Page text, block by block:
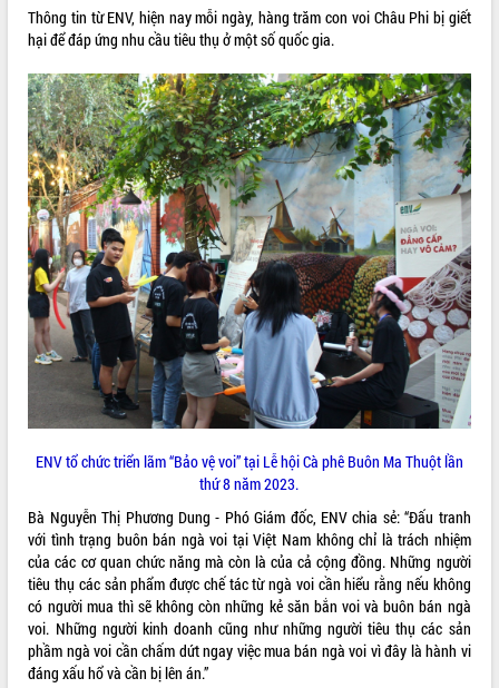
Không có file video nào để phát.
ALBUM ẢNH
LIÊN KẾT WEB
THỐNG KÊ TRUY CẬP
Tất cả:
66017367
Thông tin từ ENV, hiện nay mỗi ngày, hàng trăm con voi Châu Phi bị giết
hại để đáp ứng nhu cầu tiêu thụ ở một số quốc gia.
ENV tổ chức triển lãm “Bảo vệ voi” tại Lễ hội Cà phê Buôn Ma Thuột lần
thứ 8 năm 2023.
Bà Nguyễn Thị Phương Dung - Phó Giám đốc, ENV chia sẻ: “Đấu tranh
với tình trạng buôn bán ngà voi tại Việt Nam không chỉ là trách nhiệm
của các cơ quan chức năng mà còn là của cả cộng đồng. Những người
tiêu thụ các sản phẩm được chế tác từ ngà voi cần hiểu rằng nếu không
có người mua thì sẽ không còn những kẻ săn bắn voi và buôn bán ngà
voi. Những người kinh doanh cũng như những người tiêu thụ các sản
phầm ngà voi cần chấm dứt ngay việc mua bán ngà voi vì đây là hành vi
đáng xấu hổ và cần bị lên án.”